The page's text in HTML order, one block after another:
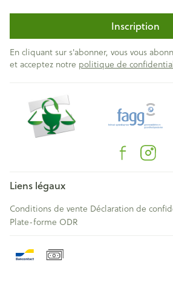
Inscription
En cliquant sur s'abonner, vous vous
et acceptez notre politique de
Liens légaux
Conditions de vente Déclaration de
Plate-forme ODR